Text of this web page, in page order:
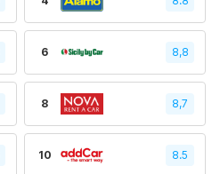
6 8,8
8 8,7
10 8.5